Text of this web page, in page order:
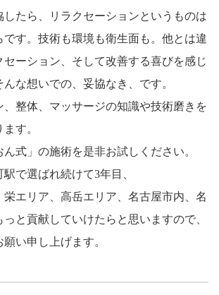
したら、リラクセーションというものは
です。技術も環境も衛生面も。他とは違
セーション、そして改善する喜びを感じ
な想いでの、妥協なき、です。
、整体、マッサージの知識や技術磨きを
す。
式」の施術を是非お試しください。
で選ばれ続けて3年目、
栄エリア、高岳エリア、名古屋市内、名
と貢献していけたらと思いますので、
い申し上げます。